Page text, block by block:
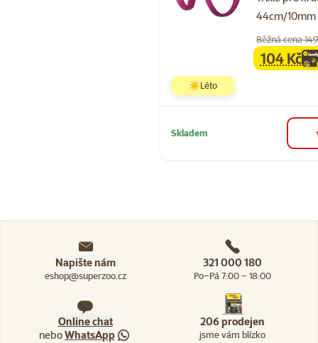
44cm/10mm
Běžná cena
family
104 Kč
☀️Léto
Skladem
Napište nám
eshop@superzoo.cz
321 000 180
Po–Pá 7:00 – 18:00
Online chat
neboWhatsApp
206 prodejen
jsme vám blízko